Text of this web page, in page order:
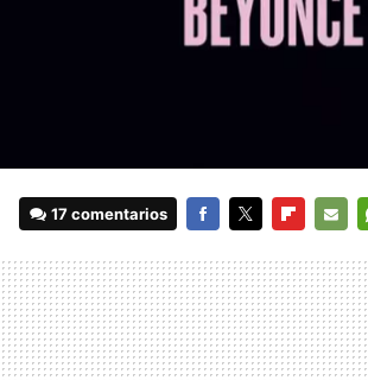
17 comentarios
MAIL